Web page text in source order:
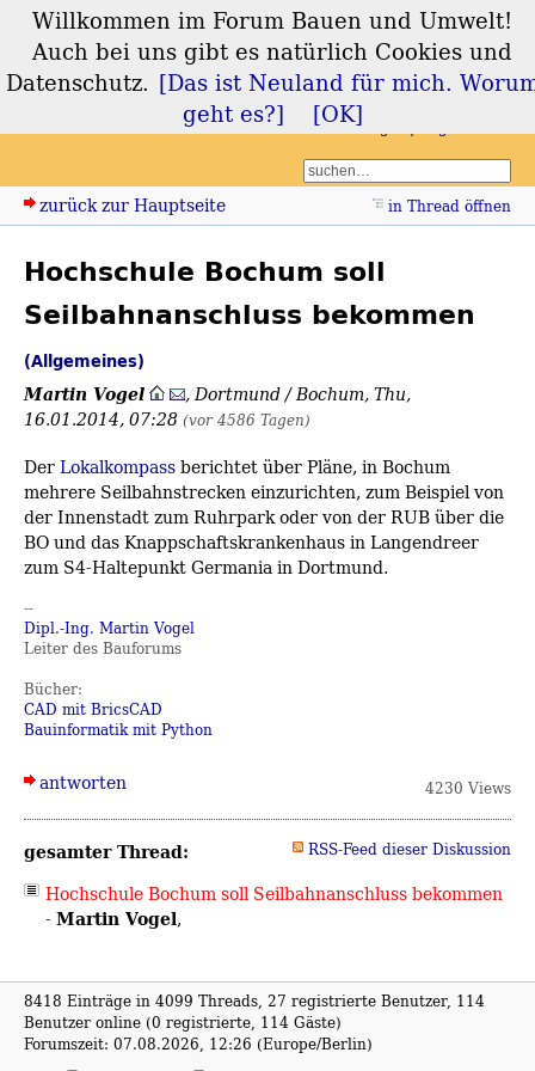
Forum Bauen und
Umwelt
zurück zur Hauptseite in Thread öffnen
Hochschule Bochum soll
Seilbahnanschluss bekommen
(Allgemeines)
Martin Vogel ,Dortmund / Bochum,Thu,
16.01.2014, 07:28 (vor 4586 Tagen)
DerLokalkompassberichtet über Pläne, in Bochum
mehrere Seilbahnstrecken einzurichten, zum Beispiel von
der Innenstadt zum Ruhrpark oder von der RUB über die
BO und das Knappschaftskrankenhaus in Langendreer
zum S4-Haltepunkt Germania in Dortmund.
--
Dipl.-Ing. Martin Vogel
Leiter des Bauforums
Bücher:
CAD mit BricsCAD
Bauinformatik mit Python
antworten 4230 Views
gesamter Thread: RSS-Feed dieser Diskussion
Hochschule Bochum soll Seilbahnanschluss bekommen
- Martin Vogel,
8418 Einträge in 4099 Threads, 27 registrierte Benutzer, 114
Benutzer online (0 registrierte, 114 Gäste)
Forumszeit: 07.08.2026, 12:26 (Europe/Berlin)
Willkommen im Forum Bauen und Umwelt!
Auch bei uns gibt es natürlich Cookies und
Datenschutz. [Das ist Neuland für mich.
geht es?]
[OK]